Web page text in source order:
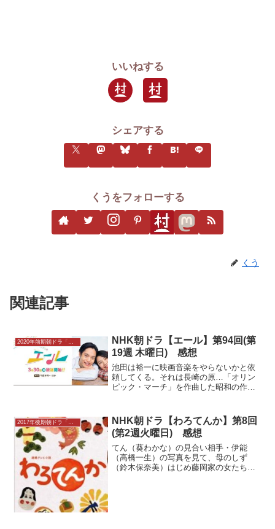
いいねする
シェアする
くうをフォローする
くう
関連記事
2020年前期朝ドラ「エール」感想
NHK朝ドラ【エール】第94回(第
19週 木曜日) 感想
池田は裕一に映画音楽をやらないかと依
頼してくる。それは長崎の原…「オリン
ピック・マーチ」を作曲した昭和の作曲
想。あらすじ、キャスト、ネタバレレビ
ューなど…は連続テレビ小説102作目。
AK制作…
NHK朝ドラ【わろてんか】第8回
(第2週火曜日) 感想
てん（葵わかな）の見合い相手・伊能
（高橋一生）の写真を見て、母のしず
（鈴木保奈美）はじめ藤岡家の女たちは